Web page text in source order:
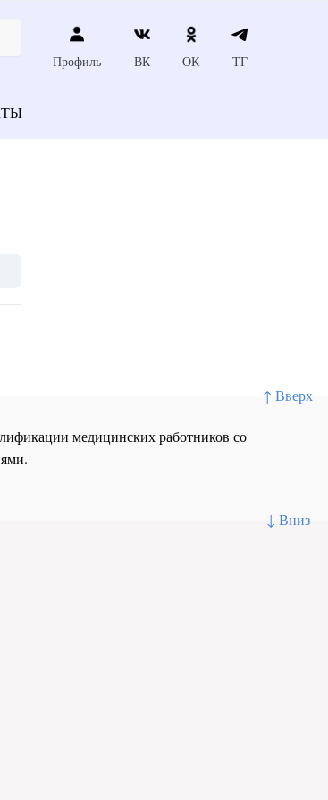
↑ Вверх
↓ Вниз
Профиль ВК ОК ТГ
медицинских работников со